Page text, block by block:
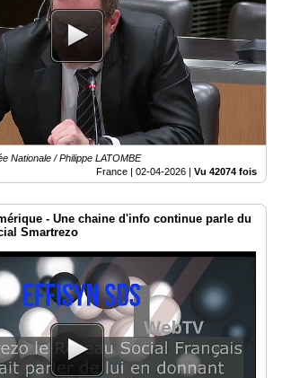
Nationale / Philippe LATOMBE
France | 02-04-2026 | Vu 42074 fois
- Une chaine d'info continue parle du
Smartrezo